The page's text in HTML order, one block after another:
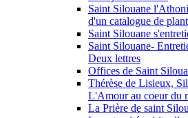
Saint Silouane
d'un catalogue de
Saint Silouane
Saint Silouane-
Deux lettres
Offices de Saint
Thérèse de Lisieux,
L'Amour au coeur du
La Prière de saint